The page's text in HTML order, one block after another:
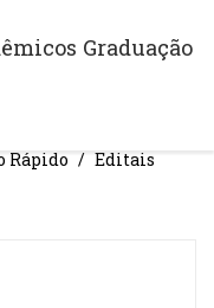
Graduação
Rápido Editais